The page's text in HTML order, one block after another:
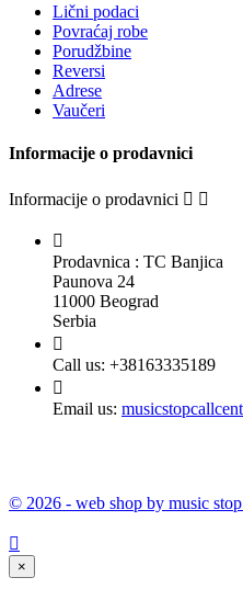
Lični podaci
Povraćaj robe
Porudžbine
Reversi
Adrese
Vaučeri
Informacije o prodavnici
Informacije o prodavnici  

Prodavnica : TC Banjica
Paunova 24
11000 Beograd
Serbia

Call us: +38163335189

Email us:
© 2026 - web shop by music

×